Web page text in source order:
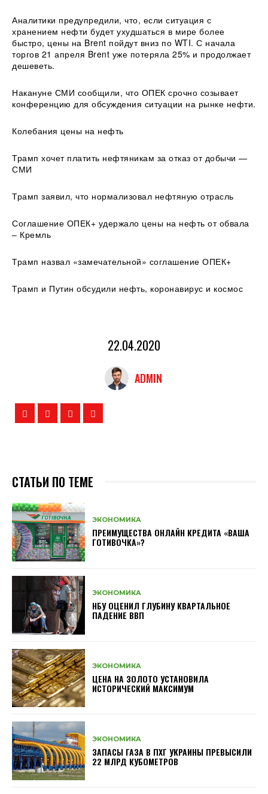
Аналитики предупредили, что, если ситуация с
хранением нефти будет ухудшаться в мире более
быстро, цены на Brent пойдут вниз по WTI. С начала
торгов 21 апреля Brent уже потеряла 25% и продолжает
дешеветь.
Накануне СМИ сообщили, что ОПЕК срочно созывает
конференцию для обсуждения ситуации на рынке нефти.
Колебания цены на нефть
Трамп хочет платить нефтяникам за отказ от добычи —
СМИ
Трамп заявил, что нормализовал нефтяную отрасль
Соглашение ОПЕК+ удержало цены на нефть от обвала
– Кремль
Трамп назвал «замечательной» соглашение ОПЕК+
Трамп и Путин обсудили нефть, коронавирус и космос
22.04.2020
ADMIN
СТАТЬИ ПО ТЕМЕ
ЭКОНОМИКА
ПРЕИМУЩЕСТВА ОНЛАЙН КРЕДИТА «ВАША
ГОТИВОЧКА»?
ЭКОНОМИКА
НБУ ОЦЕНИЛ ГЛУБИНУ КВАРТАЛЬНОЕ
ПАДЕНИЕ ВВП
ЭКОНОМИКА
ЦЕНА НА ЗОЛОТО УСТАНОВИЛА
ИСТОРИЧЕСКИЙ МАКСИМУМ
ЭКОНОМИКА
ЗАПАСЫ ГАЗА В ПХГ УКРАИНЫ ПРЕВЫСИЛИ
22 МЛРД КУБОМЕТРОВ